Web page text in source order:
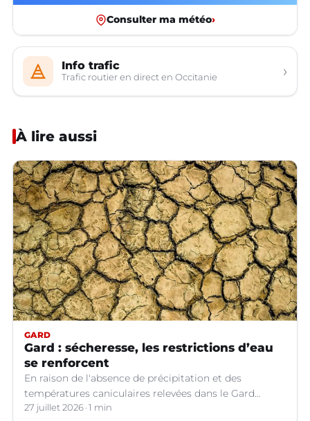
Consulter ma météo›
Info trafic
Trafic routier en direct en Occitanie ›
À lire aussi
GARD
Gard : sécheresse, les restrictions d’eau
se renforcent
En raison de l'absence de précipitation et des
températures caniculaires relevées dans le Gard
depuis le 1er juillet, la situation hydrologique du
27 juillet 2026 1 min